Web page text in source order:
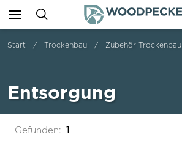
Start Trockenbau Zubehör Trockenbau
Entsorgung
Gefunden: 1